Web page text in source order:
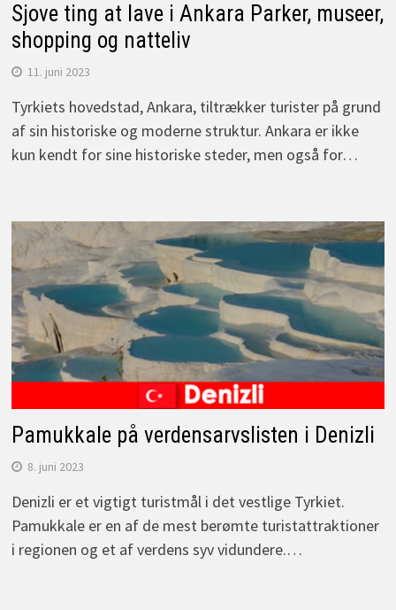
Sjove ting at lave i Ankara Parker, museer,
shopping og natteliv
11. juni 2023
Tyrkiets hovedstad, Ankara, tiltrækker turister på grund
af sin historiske og moderne struktur. Ankara er ikke
kun kendt for sine historiske steder, men også for…
Pamukkale på verdensarvslisten i Denizli
8. juni 2023
Denizli er et vigtigt turistmål i det vestlige Tyrkiet.
Pamukkale er en af de mest berømte turistattraktioner
i regionen og et af verdens syv vidundere.…